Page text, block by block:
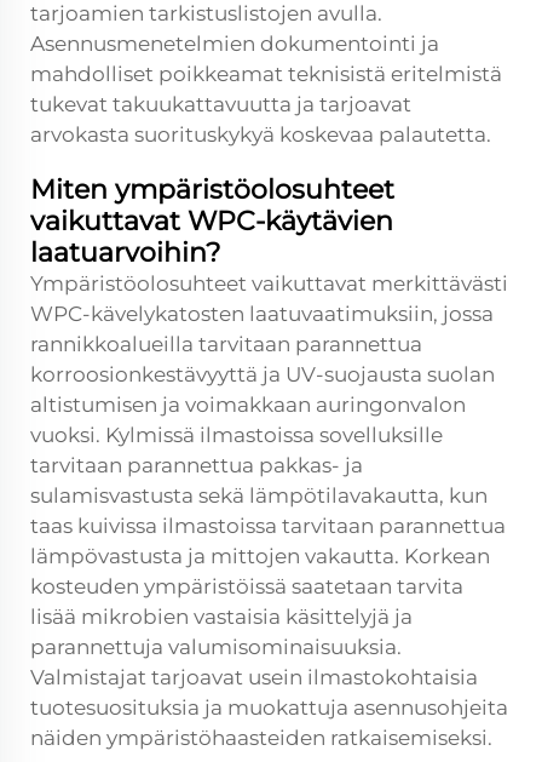
tarjoamien tarkistuslistojen avulla.
Asennusmenetelmien dokumentointi ja
mahdolliset poikkeamat teknisistä eritelmistä
tukevat takuukattavuutta ja tarjoavat
arvokasta suorituskykyä koskevaa palautetta.
Miten ympäristöolosuhteet
vaikuttavat WPC-käytävien
laatuarvoihin?
Ympäristöolosuhteet vaikuttavat merkittävästi
WPC-kävelykatosten laatuvaatimuksiin, jossa
rannikkoalueilla tarvitaan parannettua
korroosionkestävyyttä ja UV-suojausta suolan
altistumisen ja voimakkaan auringonvalon
vuoksi. Kylmissä ilmastoissa sovelluksille
tarvitaan parannettua pakkas- ja
sulamisvastusta sekä lämpötilavakautta, kun
taas kuivissa ilmastoissa tarvitaan parannettua
lämpövastusta ja mittojen vakautta. Korkean
kosteuden ympäristöissä saatetaan tarvita
lisää mikrobien vastaisia käsittelyjä ja
parannettuja valumisominaisuuksia.
Valmistajat tarjoavat usein ilmastokohtaisia
tuotesuosituksia ja muokattuja asennusohjeita
näiden ympäristöhaasteiden ratkaisemiseksi.